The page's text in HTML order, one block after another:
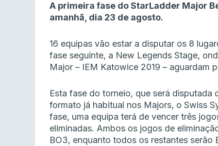
A primeira fase do StarLadder Major
amanhã, dia 23 de agosto.
16 equipas vão estar a disputar os 8
fase seguinte, a New Legends Stage,
Major – IEM Katowice 2019 – aguardam
Esta fase do torneio, que será
formato já habitual nos Majors, o Swiss
fase, uma equipa terá de vencer três
eliminadas. Ambos os jogos de
BO3, enquanto todos os restantes serão